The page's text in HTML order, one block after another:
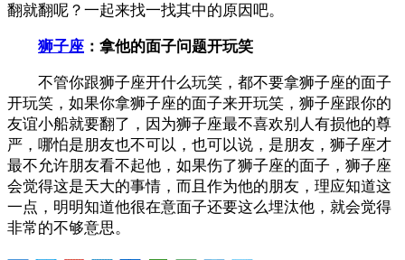
翻就翻呢？一起来找一找其中的原因吧。
狮子座 ：拿他的面子问题开玩笑
不管你跟狮子座开什么玩笑，都不要拿狮子座的面子
开玩笑，如果你拿狮子座的面子来开玩笑，狮子座跟你的
友谊小船就要翻了，因为狮子座最不喜欢别人有损他的尊
严，哪怕是朋友也不可以，也可以说，是朋友，狮子座才
最不允许朋友看不起他，如果伤了狮子座的面子，狮子座
会觉得这是天大的事情，而且作为他的朋友，理应知道这
一点，明明知道他很在意面子还要这么埋汰他，就会觉得
非常的不够意思。